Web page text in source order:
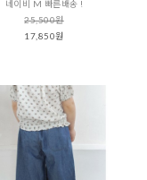
네이비 M 빠른배송 !
25,500원
17,850원